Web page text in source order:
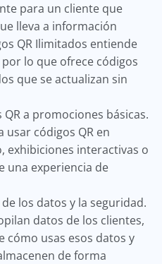
para un cliente que
lleva a información
QR Ilimitados entiende
lo que ofrece códigos
que se actualizan sin
a promociones básicas.
usar códigos QR en
exhibiciones interactivas o
una experiencia de
los datos y la seguridad.
datos de los clientes,
cómo usas esos datos y
de forma